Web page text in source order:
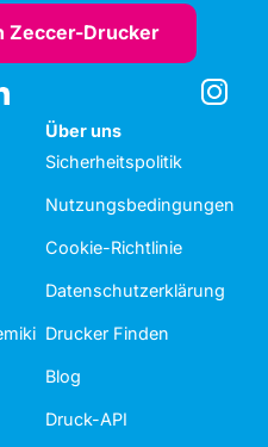
Zeccer-Drucker
Über uns
Sicherheitspolitik
Nutzungsbedingungen
Cookie-Richtlinie
Datenschutzerklärung
Drucker Finden
Blog
Druck-API